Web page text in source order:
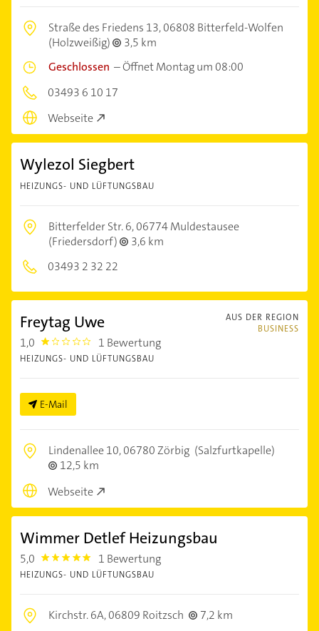
Straße des Friedens 13,06808 Bitterfeld-Wolfen
(Holzweißig)
3,5 km
Geschlossen –Öffnet Montag um 08:00
03493 6 10 17
Webseite
Wylezol Siegbert
HEIZUNGS- UND LÜFTUNGSBAU
Bitterfelder Str. 6,06774 Muldestausee
(Friedersdorf)
3,6 km
03493 2 32 22
AUS DER REGION
BUSINESS
Freytag Uwe
1,0 1.0 1 Bewertung
HEIZUNGS- UND LÜFTUNGSBAU
E-Mail
Lindenallee 10,06780 Zörbig (Salzfurtkapelle)
12,5 km
Webseite
Wimmer Detlef Heizungsbau
5,0 5.0 1 Bewertung
HEIZUNGS- UND LÜFTUNGSBAU
Kirchstr. 6A,06809 Roitzsch
7,2 km